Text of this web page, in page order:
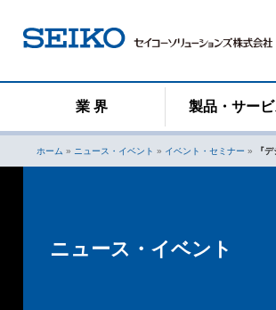
業 界 製品・サービ
ホーム » ニュース・イベント » イベント・セミナー » 『
ニュース・イベント